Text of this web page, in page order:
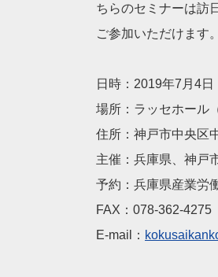
ちらのセミナーは訪
ご参加いただけます
日時：2019年7月4
場所：ラッセホール
住所：神戸市中央区
主催：兵庫県、神戸
予約：兵庫県産業労
FAX：078-362-4275
E-mail：